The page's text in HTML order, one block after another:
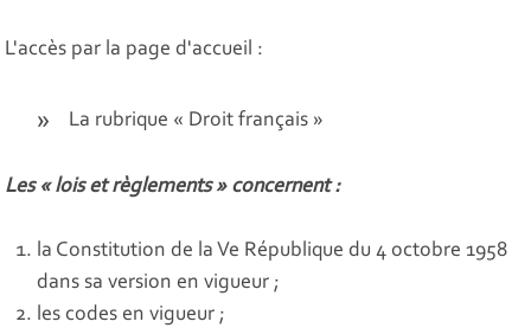
L'accès par la page d'accueil :
La rubrique « Droit français »
Les « lois et règlements » concernent :
la Constitution de la Ve République du 4 octobre 1958
dans sa version en vigueur ;
les codes en vigueur ;